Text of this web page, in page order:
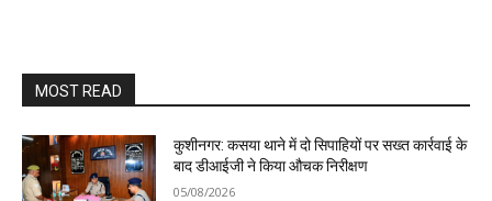
MOST READ
कुशीनगर: कसया थाने में दो सिपाहियों पर सख्त कार्रवाई के
बाद डीआईजी ने किया औचक निरीक्षण
05/08/2026